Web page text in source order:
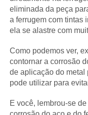
eliminada da peça
a ferrugem com tintas
ela se alastre com
Como podemos ver,
contornar a corrosão
de aplicação do metal
pode utilizar para
E você, lembrou-se